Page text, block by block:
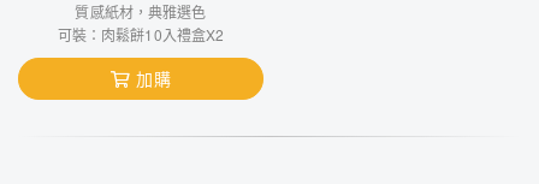
質感紙材，典雅選色
可裝：肉鬆餅10入禮盒X2
加購